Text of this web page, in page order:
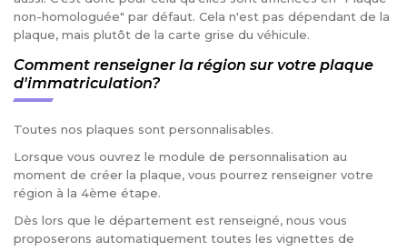
non-homologuée" par défaut. Cela n'est pas dépendant de la
plaque, mais plutôt de la carte grise du véhicule.
Comment renseigner la région sur votre plaque
d'immatriculation?
Toutes nos plaques sont personnalisables.
Lorsque vous ouvrez le module de personnalisation au
moment de créer la plaque, vous pourrez renseigner votre
région à la 4ème étape.
Dès lors que le département est renseigné, nous vous
proposerons automatiquement toutes les vignettes de